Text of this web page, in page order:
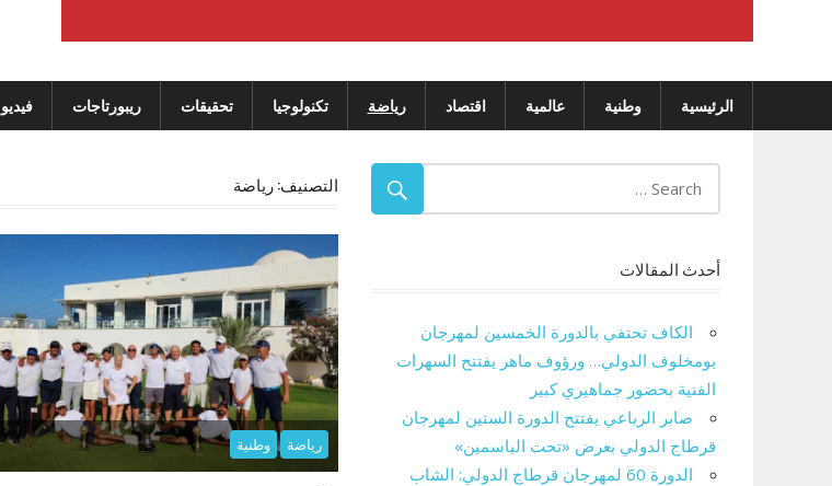
الرئيسية وطنية عالمية اقتصاد رياضة تكنولوجيا تحقيقات ريبورتاجات فيديو
التصنيف:رياضة
رياضة وطنية
أحدث المقالات
الكاف تحتفي بالدورة الخمسين لمهرجان
بومخلوف الدولي… ورؤوف ماهر يفتتح السهرات
الفنية بحضور جماهيري كبير
صابر الرباعي يفتتح الدورة الستين لمهرجان
قرطاج الدولي بعرض «تحت الياسمين»
الدورة 60 لمهرجان قرطاج الدولي: الشاب